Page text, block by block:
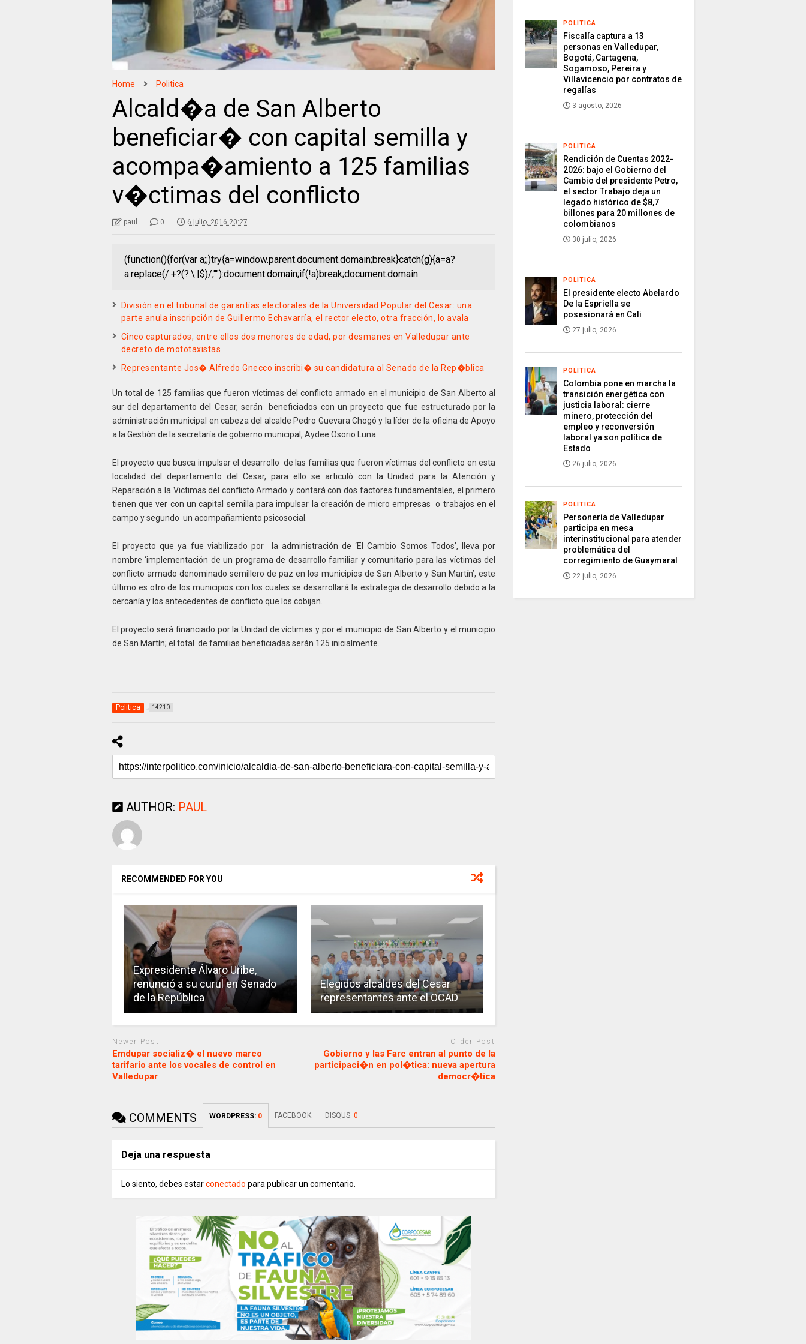
Home Politica
Alcald�a de San Alberto
beneficiar� con capital semilla y
acompa�amiento a 125 familias
v�ctimas del conflicto
paul 0 6 julio, 2016 20:27
(function(){for(var a;;)try{a=window.parent.document.domain;break}catch(g){a=a?
a.replace(/.+?(?:\.|$)/,""):document.domain;if(!a)break;document.domain
División en el tribunal de garantías electorales de la Universidad Popular del Cesar: una
parte anula inscripción de Guillermo Echavarría, el rector electo, otra fracción, lo avala
Cinco capturados, entre ellos dos menores de edad, por desmanes en Valledupar ante
decreto de mototaxistas
Representante Jos� Alfredo Gnecco inscribi� su candidatura al Senado de la Rep�blica
Un total de 125 familias que fueron víctimas del conflicto armado en el municipio de San Alberto al
sur del departamento del Cesar, serán beneficiados con un proyecto que fue estructurado por la
administración municipal en cabeza del alcalde Pedro Guevara Chogó y la líder de la oficina de Apoyo
a la Gestión de la secretaría de gobierno municipal, Aydee Osorio Luna.
El proyecto que busca impulsar el desarrollo de las familias que fueron víctimas del conflicto en esta
localidad del departamento del Cesar, para ello se articuló con la Unidad para la Atención y
Reparación a la Victimas del conflicto Armado y contará con dos factores fundamentales, el primero
tienen que ver con un capital semilla para impulsar la creación de micro empresas o trabajos en el
campo y segundo un acompañamiento psicosocial.
El proyecto que ya fue viabilizado por la administración de ‘El Cambio Somos Todos’, lleva por
nombre ‘implementación de un programa de desarrollo familiar y comunitario para las víctimas del
conflicto armado denominado semillero de paz en los municipios de San Alberto y San Martín’, este
último es otro de los municipios con los cuales se desarrollará la estrategia de desarrollo debido a la
cercanía y los antecedentes de conflicto que los cobijan.
El proyecto será financiado por la Unidad de víctimas y por el municipio de San Alberto y el municipio
de San Martín; el total de familias beneficiadas serán 125 inicialmente.
Politica 14210
AUTHOR: PAUL
RECOMMENDED FOR YOU
Expresidente Álvaro Uribe,
renunció a su curul en Senado
de la República
Elegidos alcaldes del Cesar
representantes ante el OCAD
Newer Post
Emdupar socializ� el nuevo marco
tarifario ante los vocales de control en
Valledupar
Older Post
Gobierno y las Farc entran al punto de la
participaci�n en pol�tica: nueva apertura
democr�tica
COMMENTS WORDPRESS: 0 FACEBOOK: DISQUS: 0
Deja una respuesta
Lo siento, debes estarconectado para publicar un comentario.
POLITICA
Fiscalía captura a 13
personas en Valledupar,
Bogotá, Cartagena,
Sogamoso, Pereira y
Villavicencio por contratos de
regalías
3 agosto, 2026
POLITICA
Rendición de Cuentas 2022-
2026: bajo el Gobierno del
Cambio del presidente Petro,
el sector Trabajo deja un
legado histórico de $8,7
billones para 20 millones de
colombianos
30 julio, 2026
POLITICA
El presidente electo Abelardo
De la Espriella se
posesionará en Cali
27 julio, 2026
POLITICA
Colombia pone en marcha la
transición energética con
justicia laboral: cierre
minero, protección del
empleo y reconversión
laboral ya son política de
Estado
26 julio, 2026
POLITICA
Personería de Valledupar
participa en mesa
interinstitucional para atender
problemática del
corregimiento de Guaymaral
22 julio, 2026